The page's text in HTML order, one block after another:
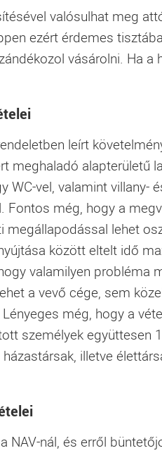
valósulhat meg
ezért érdemes
vásárolni. Ha a
leírt
meghaladó alapterületű
vel, valamint villany-
még, hogy a
megállapodással lehet
között eltelt idő
valamilyen probléma
a vevő cége, sem
még, hogy a
személyek együttesen
illetve
NAV-nál, és erről